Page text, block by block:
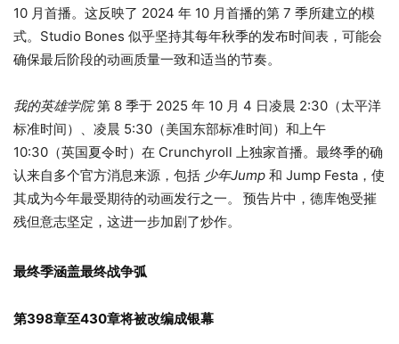
10 月首播。这反映了 2024 年 10 月首播的第 7 季所建立的模
式。Studio Bones 似乎坚持其每年秋季的发布时间表，可能会
确保最后阶段的动画质量一致和适当的节奏。
我的英雄学院第 8 季于 2025 年 10 月 4 日凌晨 2:30（太平洋
标准时间）、凌晨 5:30（美国东部标准时间）和上午
10:30（英国夏令时）在 Crunchyroll 上独家首播。最终季的确
认来自多个官方消息来源，包括 少年Jump 和 Jump Festa，使
其成为今年最受期待的动画发行之一。
预告片中，德库饱受摧
残但意志坚定，这进一步加剧了炒作。
最终季涵盖最终战争弧
第398章至430章将被改编成银幕